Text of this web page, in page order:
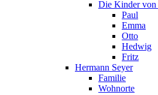
Die Kinder von
Paul
Emma
Otto
Hedwig
Fritz
Hermann Seyer
Familie
Wohnorte